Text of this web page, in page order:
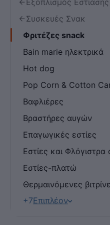
Συσκευές Σνακ
Φριτέζες snack
Bain marie ηλεκτρικά
Hot dog
Pop Corn & Cotton
Βαφλιέρες
Βραστήρες αυγών
Επαγωγικές εστίες
Εστίες και Φλόγιστρα
Εστίες-πλατώ
Θερμαινόμενες
+7Επιπλέον